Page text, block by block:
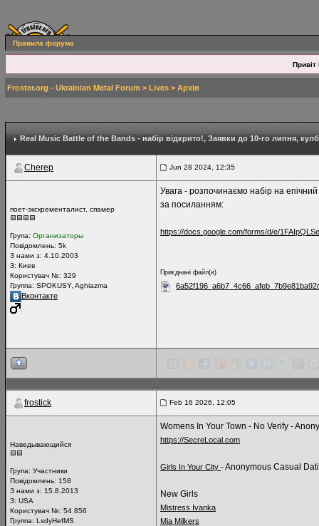
Правила форума
Привіт
Froster.org - Ukrainian Metal Forum > Lives > Архів
Real Music Battle of the Bands - набір відкрито!, Заявки до 10-го липня,
Cherep Jun 28 2024, 12:35
поет-экскременталист, спамер
Група: Организаторы
Повідомлень: 5k
З нами з: 4.10.2003
З: Киев
Користувач №: 329
Группа: SPOKUSY, Aghiazma
Вконтакте
Увага - розпочинаємо набір на
за посиланням:
https://docs.google.com/forms/d/e/
Приєднані файл(и)
frostick Feb 16 2026, 12:05
Наведывающийся
Група: Участники
Повідомлень: 158
З нами з: 15.8.2013
З: USA
Користувач №: 54 856
Группа: LsdyHefMS
Womens In Your Town - No Verify -
https://SecreLocal.com
Girls In Your City - Anonymous Casual
New Girls
Mistress Ivanka
Mia Milkers